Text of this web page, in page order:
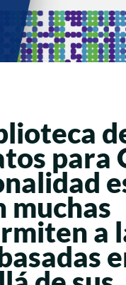
para
muchas
a